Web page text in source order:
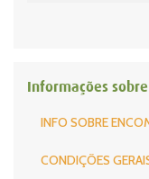
Informações
INFO SOBRE
CONDIÇÕES